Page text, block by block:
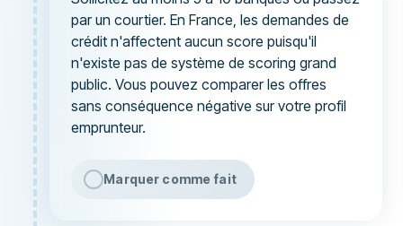
par un courtier. En France, les demandes de
crédit n'affectent aucun score puisqu'il
n'existe pas de système de scoring grand
public. Vous pouvez comparer les offres
sans conséquence négative sur votre profil
emprunteur.
Marquer comme fait